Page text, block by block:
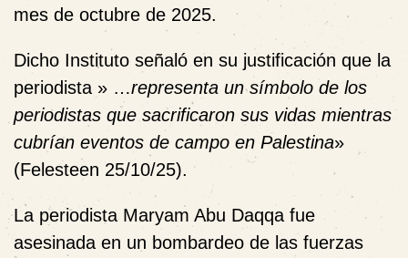
mes de octubre de 2025.
Dicho Instituto señaló en su justificación que la
periodista » …representa un símbolo de los
periodistas que sacrificaron sus vidas mientras
cubrían eventos de campo en Palestina»
(Felesteen 25/10/25).
La periodista Maryam Abu Daqqa fue
asesinada en un bombardeo de las fuerzas